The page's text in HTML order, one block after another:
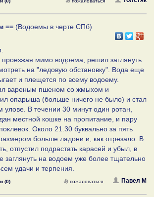
== (Водоемы в черте СПб)
проезжая мимо водоема, решил заглянуть
на "ледовую обстановку". Вода еще
и плещется по всему водоему.
вареным пшеном со жмыхом и
опарыша (больше ничего не было) и стал
улове. В течении 30 минут один ротан,
местной кошке на пропитание, и пару
Около 21.30 буквально за пять
больше ладони и, как отрезало. В
отпустил подрастать карасей и убыл, в
заглянуть на водоем уже более тщательно
удачи и терпения.
(0) Павел М
пожаловаться